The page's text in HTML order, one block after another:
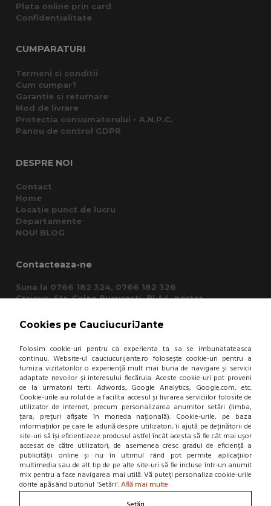
Cookies pe CauciucuriJante
Folosim cookie-uri pentru ca experienta ta sa se imbunatateasca
continuu. Website-ul cauciucurijante.ro folosește cookie-uri pentru a
furniza vizitatorilor o experiență mult mai buna de navigare și servicii
adaptate nevoilor și interesului fiecăruia. Aceste cookie-uri pot proveni
de la urmatorii terti: Adwords, Google Analytics, Google.com, etc.
Cookie-urile au rolul de a facilita accesul și livrarea serviciilor folosite de
utilizator de internet, precum personalizarea anumitor setări (limba,
țara, prețuri afișate în moneda națională). Cookie-urile, pe baza
informațiilor pe care le adună despre utilizatori, îi ajută pe deținătorii de
site-uri să își eficientizeze produsul astfel încât acesta să fie cât mai ușor
accesat de către utilizatori, de asemenea cresc gradul de eficiență a
publicității online și nu în ultimul rând pot permite aplicațiilor
multimedia sau de alt tip de pe alte site-uri să fie incluse într-un anumit
mix pentru a face navigarea mai utilă. Vă puteți personaliza cookie-urile
dorite apăsând butonul 'Setări'.Află mai multe
Plata online prin card
Confidentialitate
CUMPARATURI
Termeni si conditii
Cum cumpar?
Garantie si returnare
Mod de livrare
Protectia consumatorului - A.N.P.C.
Panou de control GDPR
DESPRE NOI
Contact
Home
Locatie punct de lucru
Departamente
NOU! BLOG
Contacteaza-ne
Suna la 0766 182 324, 0766 182 326
Craiova, Str. Calea Bucuresti, Bl A4, parter
office@cauciucurijante.ro
Fii la curent cu noutatile!